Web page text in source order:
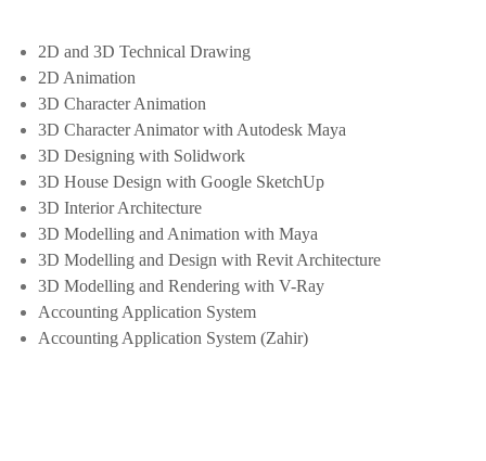
2D and 3D Technical Drawing
2D Animation
3D Character Animation
3D Character Animator with Autodesk Maya
3D Designing with Solidwork
3D House Design with Google SketchUp
3D Interior Architecture
3D Modelling and Animation with Maya
3D Modelling and Design with Revit Architecture
3D Modelling and Rendering with V-Ray
Accounting Application System
Accounting Application System (Zahir)